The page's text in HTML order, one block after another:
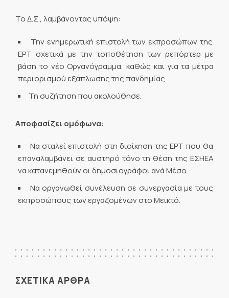
Το Δ.Σ., λαμβάνοντας υπόψη:
Την ενημερωτική επιστολή των εκπροσώπων της
ΕΡΤ σχετικά με την τοποθέτηση των ρεπόρτερ με
βάση το νέο Οργανόγραμμα, καθώς και για τα μέτρα
περιορισμού εξάπλωσης της πανδημίας.
Τη συζήτηση που ακολούθησε.
Αποφασίζει ομόφωνα:
Να σταλεί επιστολή στη διοίκηση της ΕΡΤ που θα
επαναλαμβάνει σε αυστηρό τόνο τη θέση της ΕΣΗΕΑ
να κατανεμηθούν οι δημοσιογράφοι ανά Μέσο.
Να οργανωθεί συνέλευση σε συνεργασία με τους
εκπροσώπους των εργαζομένων στο Μεικτό.
ΣΧΕΤΙΚΑ ΑΡΘΡΑ